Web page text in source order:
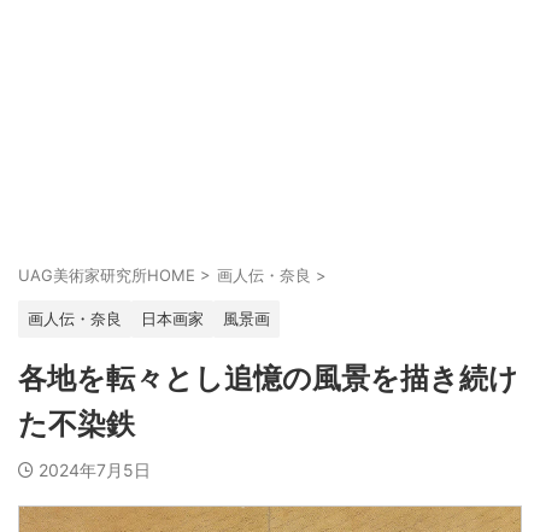
UAG美術家研究所HOME > 画人伝・奈良 >
画人伝・奈良 日本画家 風景画
各地を転々とし追憶の風景を描き続け
た不染鉄
2024年7月5日